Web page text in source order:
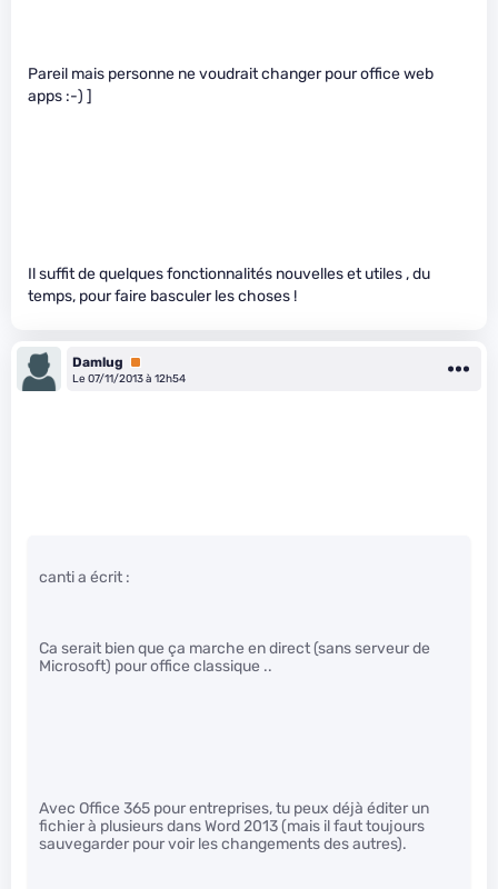
Pareil mais personne ne voudrait changer pour office web
apps :-) ]
Il suffit de quelques fonctionnalités nouvelles et utiles , du
temps, pour faire basculer les choses !
Damlug
Premium
Le 07/11/2013 à 12h54
canti a écrit :
Ca serait bien que ça marche en direct (sans serveur de
Microsoft) pour office classique ..
Avec Office 365 pour entreprises, tu peux déjà éditer un
fichier à plusieurs dans Word 2013 (mais il faut toujours
sauvegarder pour voir les changements des autres).